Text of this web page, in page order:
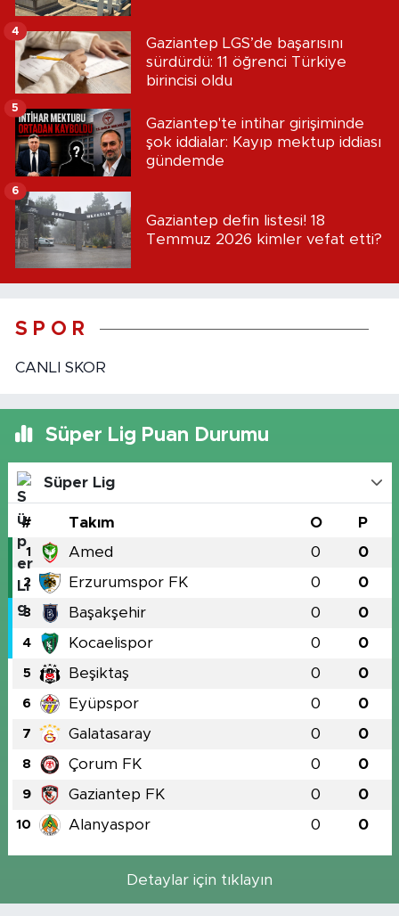
Gaziantep LGS’de başarısını
sürdürdü: 11 öğrenci Türkiye
birincisi oldu
4
Gaziantep'te intihar girişiminde
şok iddialar: Kayıp mektup iddiası
gündemde
5
Gaziantep defin listesi! 18
Temmuz 2026 kimler vefat etti?
6
S P O R
CANLI SKOR
Süper Lig Puan Durumu
Süper Lig
# Takım O P
1 Amed 0 0
2 Erzurumspor FK 0 0
3 Başakşehir 0 0
4 Kocaelispor 0 0
5 Beşiktaş 0 0
6 Eyüpspor 0 0
7 Galatasaray 0 0
8 Çorum FK 0 0
9 Gaziantep FK 0 0
10 Alanyaspor 0 0
Detaylar için tıklayın